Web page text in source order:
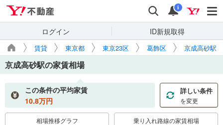
検索 通知
i
ログイン ID新規取得
賃貸 東京都 東京23区 葛飾区 京成高砂駅
京成高砂駅の家賃相場
この条件の平均家賃
10.8万円
詳しい条件
を変更
相場推移グラフ 乗り入れ路線の家賃相場